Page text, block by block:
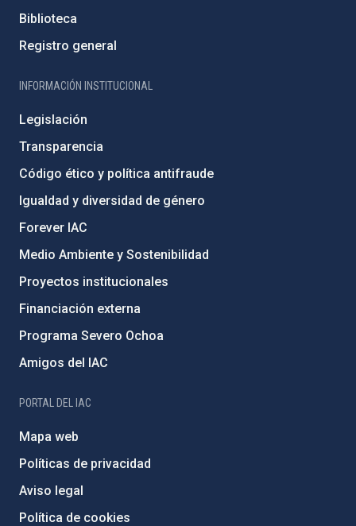
Biblioteca
Registro general
INFORMACIÓN INSTITUCIONAL
Legislación
Transparencia
Código ético y política antifraude
Igualdad y diversidad de género
Forever IAC
Medio Ambiente y Sostenibilidad
Proyectos institucionales
Financiación externa
Programa Severo Ochoa
Amigos del IAC
PORTAL DEL IAC
Mapa web
Políticas de privacidad
Aviso legal
Política de cookies